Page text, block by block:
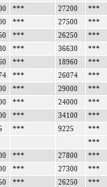
*** 27200
***
*** 27500
***
*** 26250
***
*** 36630
***
*** 18960
***
*** 26074
***
*** 29000
***
*** 24000
***
*** 34100
***
*** 9225
***
***
*** 27800
***
*** 27300
***
*** 26250
***